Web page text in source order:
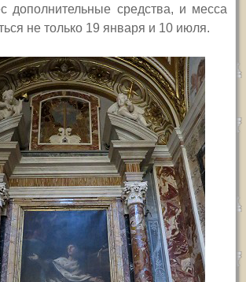
дополнительные средства, и месса
не только 19 января и 10 июля.